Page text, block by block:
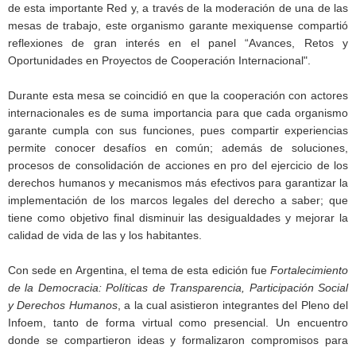
de esta importante Red y, a través de la moderación de una de las
mesas de trabajo, este organismo garante mexiquense compartió
reflexiones de gran interés en el panel “Avances, Retos y
Oportunidades en Proyectos de Cooperación Internacional".
Durante esta mesa se coincidió en que la cooperación con actores
internacionales es de suma importancia para que cada organismo
garante cumpla con sus funciones, pues compartir experiencias
permite conocer desafíos en común; además de soluciones,
procesos de consolidación de acciones en pro del ejercicio de los
derechos humanos y mecanismos más efectivos para garantizar la
implementación de los marcos legales del derecho a saber; que
tiene como objetivo final disminuir las desigualdades y mejorar la
calidad de vida de las y los habitantes.
Con sede en Argentina, el tema de esta edición fue Fortalecimiento
de la Democracia: Políticas de Transparencia, Participación Social
y Derechos Humanos, a la cual asistieron integrantes del Pleno del
Infoem, tanto de forma virtual como presencial. Un encuentro
donde se compartieron ideas y formalizaron compromisos para